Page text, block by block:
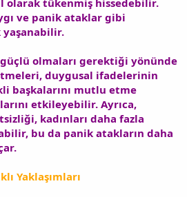
ve panik ataklar gibi
yaşanabilir.
olmaları gerektiği yönünde
duygusal ifadelerinin
başkalarını mutlu etme
etkileyebilir. Ayrıca,
kadınları daha fazla
bu da panik atakların daha
Yaklaşımları